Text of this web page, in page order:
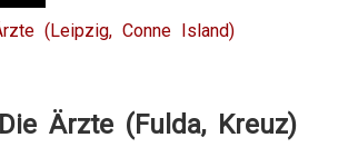
(Leipzig, Conne Island)
Ärzte (Fulda, Kreuz)